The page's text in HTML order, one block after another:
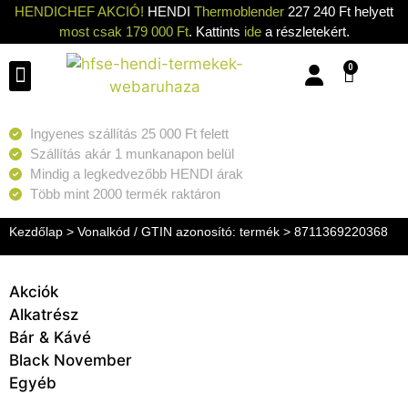
HENDICHEF AKCIÓ! HENDI Thermoblender 227 240 Ft helyett
most csak 179 000 Ft. Kattints idea részletekért.
0
Ingyenes szállítás 25 000 Ft felett
Szállítás akár 1 munkanapon belül
Mindig a legkedvezőbb HENDI árak
Több mint 2000 termék raktáron
Kezdőlap > Vonalkód / GTIN azonosító: termék > 8711369220368
Akciók
Alkatrész
Bár & Kávé
Black November
Egyéb